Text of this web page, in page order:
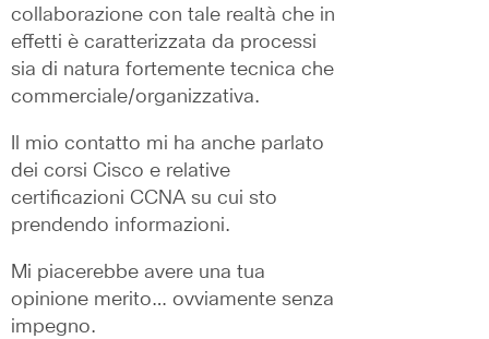
collaborazione con tale realtà che in
effetti è caratterizzata da processi
sia di natura fortemente tecnica che
commerciale/organizzativa.
Il mio contatto mi ha anche parlato
dei corsi Cisco e relative
certificazioni CCNA su cui sto
prendendo informazioni.
Mi piacerebbe avere una tua
opinione merito… ovviamente senza
impegno.